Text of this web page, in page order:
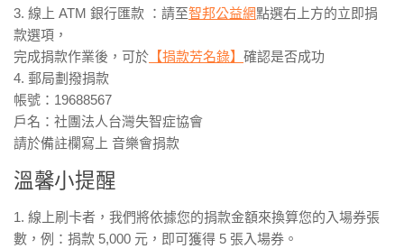
3. 線上 ATM 銀行匯款 ：請至智邦公益網點選右上方的立即捐
款選項，
完成捐款作業後，可於 【捐款芳名錄】 確認是否成功
4. 郵局劃撥捐款
帳號：19688567
戶名：社團法人台灣失智症協會
請於備註欄寫上 音樂會捐款
溫馨小提醒
1. 線上刷卡者，我們將依據您的捐款金額來換算您的入場券張
數，例：捐款 5,000 元，即可獲得 5 張入場券。